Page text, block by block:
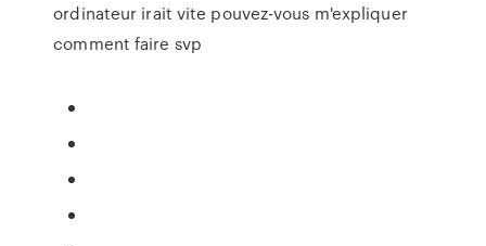
ordinateur irait vite pouvez-vous m'expliquer
comment faire svp